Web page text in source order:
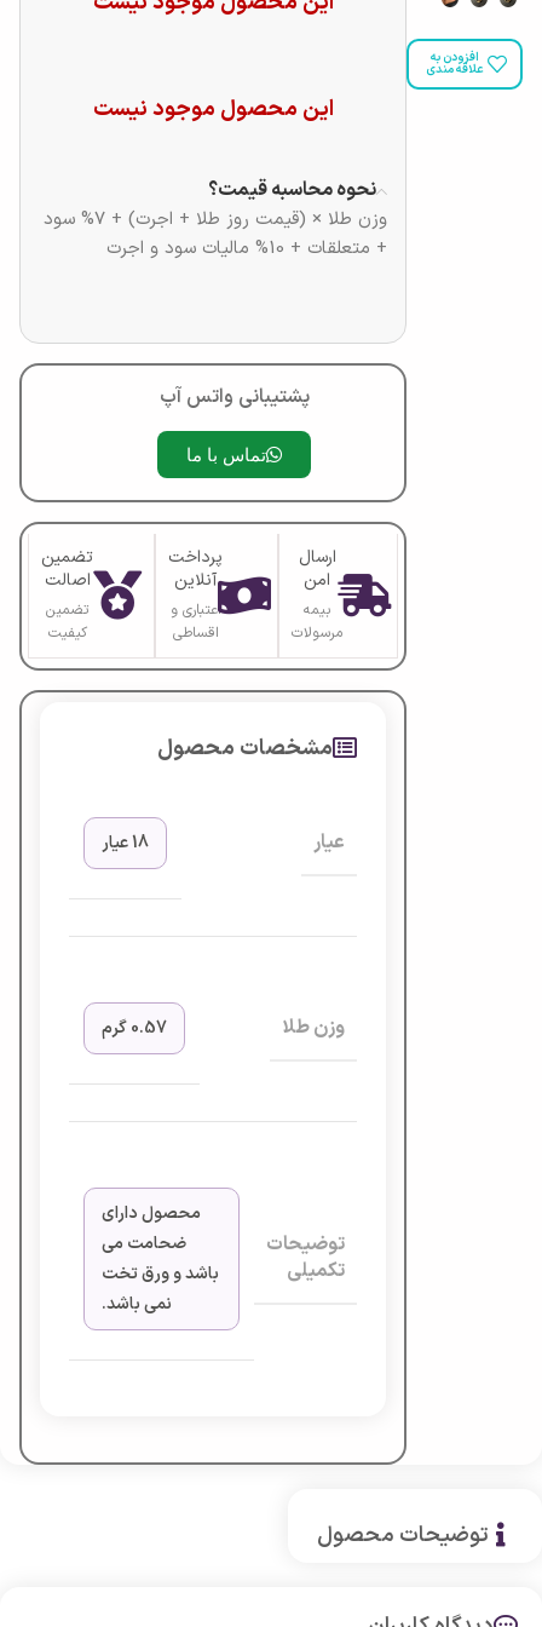
افزودن به
علاقه مندی
این محصول موجود نیست
نحوه محاسبه قیمت؟
وزن طلا × (قیمت روز طلا + اجرت) + 7% سود
+ متعلقات + 10% مالیات سود و اجرت
پشتیبانی واتس آپ
تماس با ما
ارسال
امن
بیمه
مرسولات
پرداخت
آنلاین
اعتباری و
اقساطی
تضمین
اصالت
تضمین
کیفیت
مشخصات محصول
عیار 18 عیار
وزن طلا 0.57 گرم
توضیحات
تکمیلی
محصول دارای
ضحامت می
باشد و ورق تخت
نمی باشد.
توضیحات محصول